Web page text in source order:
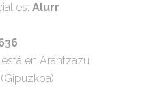
es: Alurr
en Arantzazu